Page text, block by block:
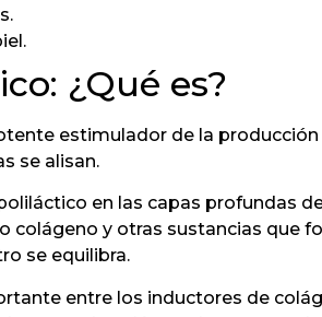
¿Qué es?
estimulador de la
se alisan.
en las capas profundas
colágeno y otras sustancias que
se equilibra.
entre los inductores de